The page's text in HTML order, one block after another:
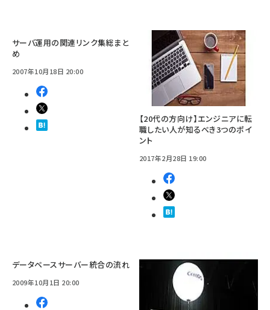
サーバ運用の関連リンク集総まと
め
2007年10月18日 20:00
【20代の方向け】エンジニアに転
職したい人が知るべき3つのポイ
ント
2017年2月28日 19:00
データベースサーバー統合の流れ
2009年10月1日 20:00